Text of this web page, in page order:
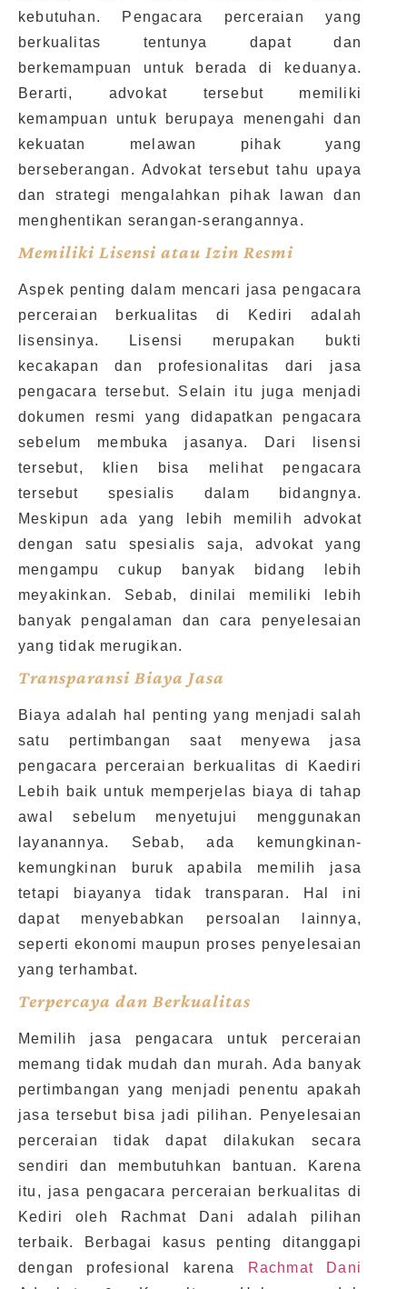
kebutuhan. Pengacara perceraian yang
berkualitas tentunya dapat dan
berkemampuan untuk berada di keduanya.
Berarti, advokat tersebut memiliki
kemampuan untuk berupaya menengahi dan
kekuatan melawan pihak yang
berseberangan. Advokat tersebut tahu upaya
dan strategi mengalahkan pihak lawan dan
menghentikan serangan-serangannya.
Memiliki Lisensi atau Izin Resmi
Aspek penting dalam mencari jasa pengacara
perceraian berkualitas di Kediri adalah
lisensinya. Lisensi merupakan bukti
kecakapan dan profesionalitas dari jasa
pengacara tersebut. Selain itu juga menjadi
dokumen resmi yang didapatkan pengacara
sebelum membuka jasanya. Dari lisensi
tersebut, klien bisa melihat pengacara
tersebut spesialis dalam bidangnya.
Meskipun ada yang lebih memilih advokat
dengan satu spesialis saja, advokat yang
mengampu cukup banyak bidang lebih
meyakinkan. Sebab, dinilai memiliki lebih
banyak pengalaman dan cara penyelesaian
yang tidak merugikan.
Transparansi Biaya Jasa
Biaya adalah hal penting yang menjadi salah
satu pertimbangan saat menyewa jasa
pengacara perceraian berkualitas di Kaediri
Lebih baik untuk memperjelas biaya di tahap
awal sebelum menyetujui menggunakan
layanannya. Sebab, ada kemungkinan-
kemungkinan buruk apabila memilih jasa
tetapi biayanya tidak transparan. Hal ini
dapat menyebabkan persoalan lainnya,
seperti ekonomi maupun proses penyelesaian
yang terhambat.
Terpercaya dan Berkualitas
Memilih jasa pengacara untuk perceraian
memang tidak mudah dan murah. Ada banyak
pertimbangan yang menjadi penentu apakah
jasa tersebut bisa jadi pilihan. Penyelesaian
perceraian tidak dapat dilakukan secara
sendiri dan membutuhkan bantuan. Karena
itu, jasa pengacara perceraian berkualitas di
Kediri oleh Rachmat Dani adalah pilihan
terbaik. Berbagai kasus penting ditanggapi
dengan profesional karena
Rachmat Dani